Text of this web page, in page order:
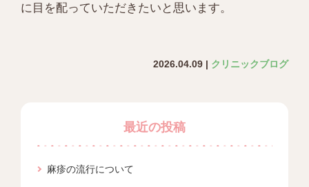
に目を配っていただきたいと思います。
2026.04.09 | クリニックブログ
最近の投稿
麻疹の流行について